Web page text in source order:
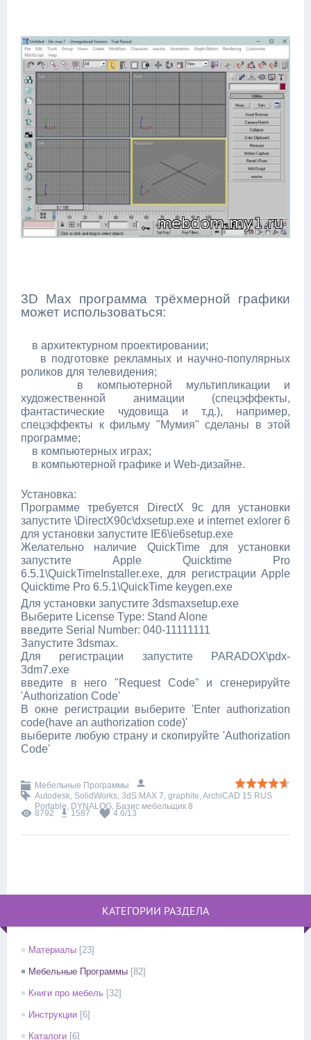
3D Max программа трёхмерной графики
может использоваться:
в архитектурном проектировании;
в подготовке рекламных и научно-популярных
роликов для телевидения;
в компьютерной мультипликации и
художественной анимации (спецэффекты,
фантастические чудовища и т.д.), например,
спецэффекты к фильму "Мумия" сделаны в этой
программе;
в компьютерных играх;
в компьютерной графике и Web-дизайне.
Установка:
Программе требуется DirectX 9c для установки
запустите \DirectX90c\dxsetup.exe и internet exlorer 6
для уcтановки запустите IE6\ie6setup.exe
Желательно наличие QuickTime для установки
запустите Apple Quicktime Pro
6.5.1\QuickTimeInstaller.exe, для регистрации Apple
Quicktime Pro 6.5.1\QuickTime keygen.exe
Для установки запустите 3dsmaxsetup.exe
Выберите License Type: Stand Alone
введите Serial Number: 040-11111111
Запустите 3dsmax.
Для регистрации запустите PARADOX\pdx-
3dm7.exe
введите в него "Request Code" и сгенерируйте
'Authorization Code'
В окне регистрации выберите 'Enter authorization
code(have an authorization code)'
выберите любую страну и скопируйте 'Authorization
Code'
Мебельные Программы
Autodesk, SolidWorks, 3dS MAX 7, graphite,ArchiCAD 15 RUS
Portable, DYNALOG, Базис мебельщик 8
8792 1587 4.6/13
КАТЕГОРИИ РАЗДЕЛА
Материалы [23]
Мебельные Программы [82]
Книги про мебель [32]
Инструкции [6]
Каталоги [6]